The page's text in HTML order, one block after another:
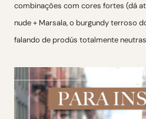
combinações com cores fortes (dá
nude + Marsala, o burgundy terroso
falando de prodús totalmente